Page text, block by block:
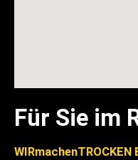
Für Sie im